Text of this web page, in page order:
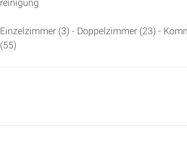
reinigung
Einzelzimmer (3) - Doppelzimmer (23) -
(55)